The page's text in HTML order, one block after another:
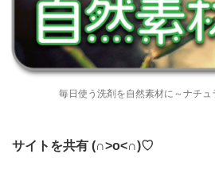
毎日使う洗剤を自然素材に～ナチュ
サイトを共有 (∩˃o˂∩)♡